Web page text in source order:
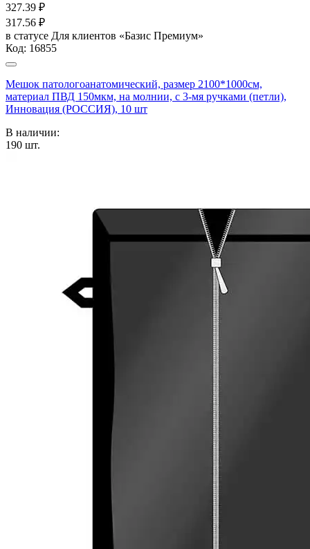
327.39 ₽
317.56 ₽
в статусе Для клиентов «Базис Премиум»
Код: 16855
Мешок патологоанатомический, размер 2100*1000см,
материал ПВД 150мкм, на молнии, с 3-мя ручками (петли),
Инновация (РОССИЯ), 10 шт
В наличии:
190 шт.